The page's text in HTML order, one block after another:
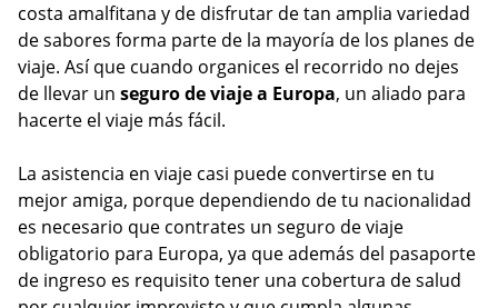
costa amalfitana y de disfrutar de tan amplia variedad
de sabores forma parte de la mayoría de los planes de
viaje. Así que cuando organices el recorrido no dejes
de llevar un seguro de viaje a Europa, un aliado para
hacerte el viaje más fácil.
La asistencia en viaje casi puede convertirse en tu
mejor amiga, porque dependiendo de tu nacionalidad
es necesario que contrates un seguro de viaje
obligatorio para Europa, ya que además del pasaporte
de ingreso es requisito tener una cobertura de salud